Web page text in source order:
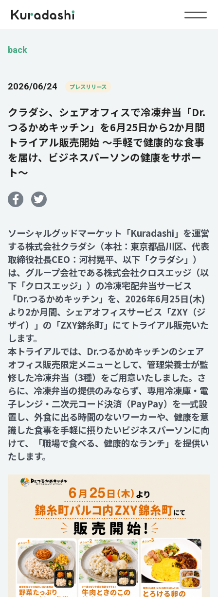
Top
Service
Food
Energy
Impact
Company
Recruit
Contact
back
2026/06/24 プレスリリース
クラダシ、シェアオフィスで冷凍弁当「Dr.
つるかめキッチン」を6月25日から2か月間
トライアル販売開始 ～手軽で健康的な食事
を届け、ビジネスパーソンの健康をサポー
ト～
ソーシャルグッドマーケット「Kuradashi」を運営
する株式会社クラダシ（本社：東京都品川区、代表
取締役社長CEO：河村晃平、以下「クラダシ」）
は、グループ会社である株式会社クロスエッジ（以
下「クロスエッジ」）の冷凍宅配弁当サービス
「Dr.つるかめキッチン」を、2026年6月25日(木)
より2か月間、シェアオフィスサービス「ZXY（ジ
ザイ）」の「ZXY錦糸町」にてトライアル販売いた
します。
本トライアルでは、Dr.つるかめキッチンのシェア
オフィス販売限定メニューとして、管理栄養士が監
修した冷凍弁当（3種）をご用意いたしました。さ
らに、冷凍弁当の提供のみならず、専用冷凍庫・電
子レンジ・二次元コード決済（PayPay）を一式設
置し、外食に出る時間のないワーカーや、健康を意
識した食事を手軽に摂りたいビジネスパーソンに向
けて、「職場で食べる、健康的なランチ」を提供い
たします。